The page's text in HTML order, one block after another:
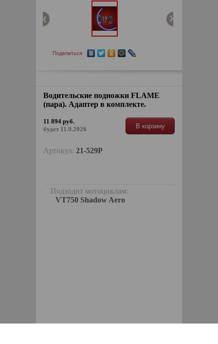
Поделиться
Водительские подножки FLAME
(пара). Адаптер в комплекте.
11 894 руб.
будет 11.9.2026
В корзину
Артикул: 21-529P
Подходит мотоциклам:
VT750 Shadow Aero